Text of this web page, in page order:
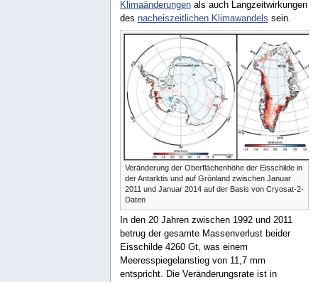
Klimaänderungenals auch Langzeitwirkungen
des nacheiszeitlichen Klimawandels sein.
Veränderung der Oberflächenhöhe der Eisschilde in
der Antarktis und auf Grönland zwischen Januar
2011 und Januar 2014 auf der Basis von Cryosat-2-
Daten
In den 20 Jahren zwischen 1992 und 2011
betrug der gesamte Massenverlust beider
Eisschilde 4260 Gt, was einem
Meeresspiegelanstieg von 11,7 mm
entspricht. Die Veränderungsrate ist in